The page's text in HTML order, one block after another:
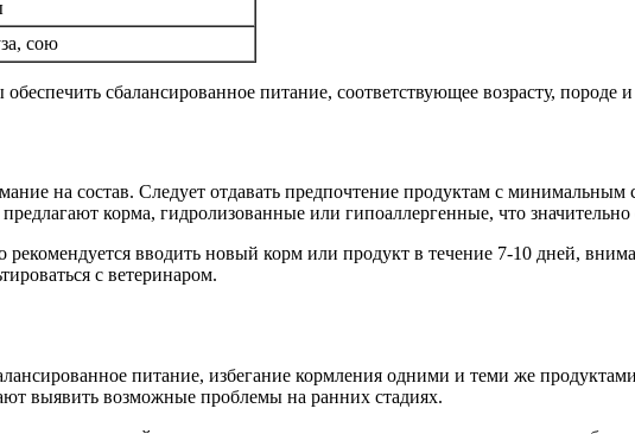
сою
сбалансированное питание, соответствующее возрасту, породе
на состав. Следует отдавать предпочтение продуктам с
корма, гидролизованные или гипоаллергенные, что
вводить новый корм или продукт в течение 7-10 дней,
с ветеринаром.
питание, избегание кормления одними и теми же
выявить возможные проблемы на ранних стадиях.